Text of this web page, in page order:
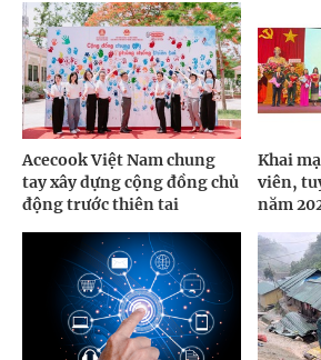
Acecook Việt Nam chung
tay xây dựng cộng đồng chủ
động trước thiên tai
Khai
viên,
năm